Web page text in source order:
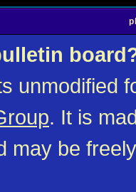
unmodified
. It is
may be